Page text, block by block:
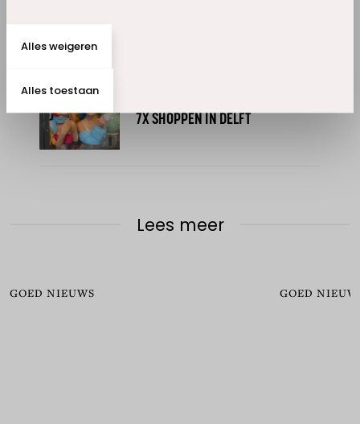
Alles toestaan
Alles weigeren
7X SHOPPEN IN DELFT
Lees meer
GOED NIEUWS GOED